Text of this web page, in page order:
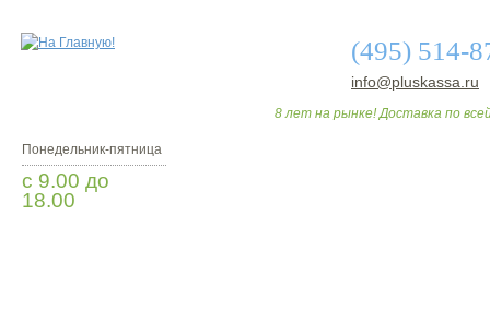
(495) 514-
info@pluskassa.ru
8 лет на рынке! Доставка по
Понедельник-пятница
с 9.00 до
18.00